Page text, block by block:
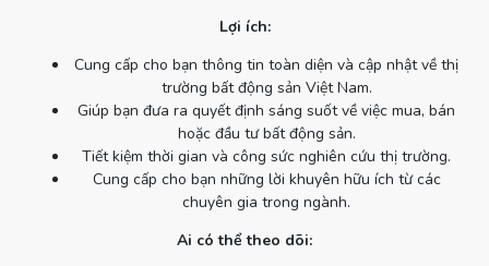
Lợi ích:
Cung cấp cho bạn thông tin toàn diện và cập nhật về thị
trường bất động sản Việt Nam.
Giúp bạn đưa ra quyết định sáng suốt về việc mua, bán
hoặc đầu tư bất động sản.
Tiết kiệm thời gian và công sức nghiên cứu thị trường.
Cung cấp cho bạn những lời khuyên hữu ích từ các
chuyên gia trong ngành.
Ai có thể theo dõi: